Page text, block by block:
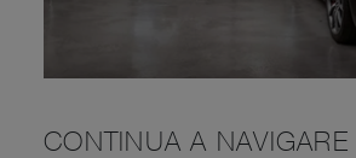
CONTINUA A NAVIGARE